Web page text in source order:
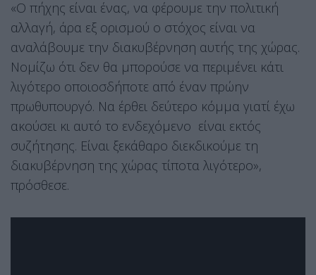
«Ο πήχης είναι ένας, να φέρουμε την πολιτική
αλλαγή, άρα εξ ορισμού ο στόχος είναι να
αναλάβουμε την διακυβέρνηση αυτής της χώρας.
Νομίζω ότι δεν θα μπορούσε να περιμένει κάτι
λιγότερο οποιοσδήποτε από έναν πρώην
πρωθυπουργό. Να έρθει δεύτερο κόμμα γιατί έχω
ακούσει κι αυτό το ενδεχόμενο είναι εκτός
συζήτησης. Είναι ξεκάθαρο διεκδικούμε τη
διακυβέρνηση της χώρας τίποτα λιγότερο»,
πρόσθεσε.